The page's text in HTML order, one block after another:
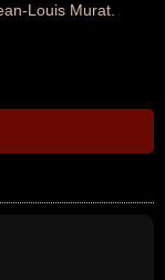
Louis Murat.